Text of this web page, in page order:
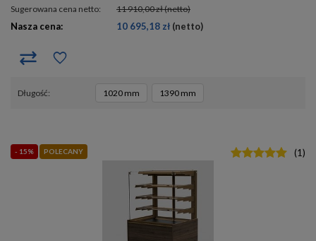
Sugerowana cena netto:
11 910,00 zł(netto)
Nasza cena: 10 695,18 zł (netto)
długość 1020 mm 1390 mm
- 15% POLECANY (1)